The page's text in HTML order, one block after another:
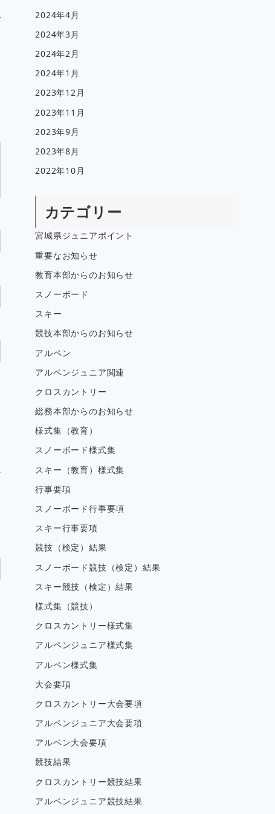
2024年4月
2024年3月
2024年2月
2024年1月
2023年12月
2023年11月
2023年9月
2023年8月
2022年10月
カテゴリー
宮城県ジュニアポイント
重要なお知らせ
教育本部からのお知らせ
スノーボード
スキー
競技本部からのお知らせ
アルペン
アルペンジュニア関連
クロスカントリー
総務本部からのお知らせ
様式集（教育）
スノーボード様式集
スキー（教育）様式集
行事要項
スノーボード行事要項
スキー行事要項
競技（検定）結果
スノーボード競技（検定）結果
スキー競技（検定）結果
様式集（競技）
クロスカントリー様式集
アルペンジュニア様式集
アルペン様式集
大会要項
クロスカントリー大会要項
アルペンジュニア大会要項
アルペン大会要項
競技結果
クロスカントリー競技結果
アルペンジュニア競技結果